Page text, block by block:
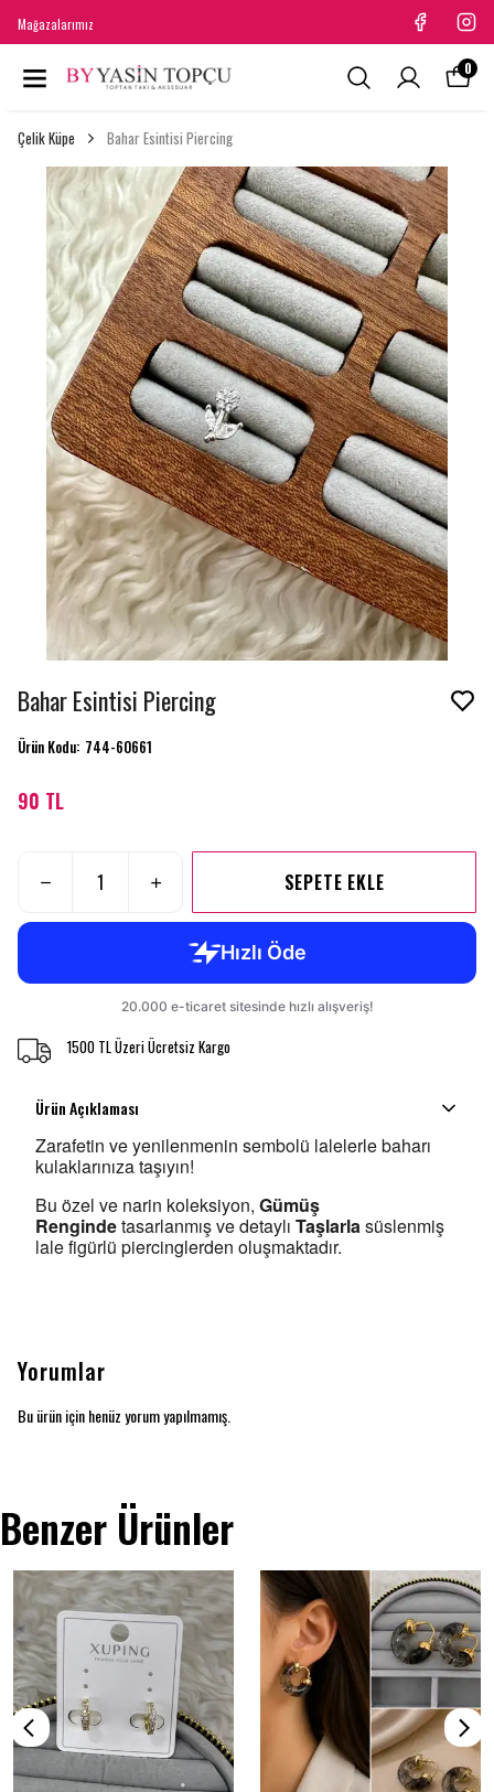
Mağazalarımız
0
Çelik Küpe Bahar Esintisi Piercing
Bahar Esintisi Piercing
Ürün Kodu: 744-60661
90 TL
SEPETE EKLE
1500 TL Üzeri Ücretsiz Kargo
Ürün Açıklaması
Zarafetin ve yenilenmenin sembolü lalelerle baharı
kulaklarınıza taşıyın!
Bu özel ve narin koleksiyon, Gümüş
Rengindetasarlanmış ve detaylı Taşlarlasüslenmiş
lale figürlü piercinglerden oluşmaktadır.
Yorumlar
Bu ürün için henüz yorum yapılmamış.
Benzer Ürünler